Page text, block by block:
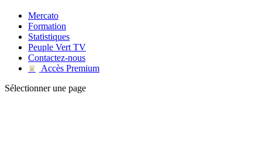
Mercato
Formation
Statistiques
Peuple Vert TV
Contactez-nous
♛
Accès Premium
Sélectionner une page